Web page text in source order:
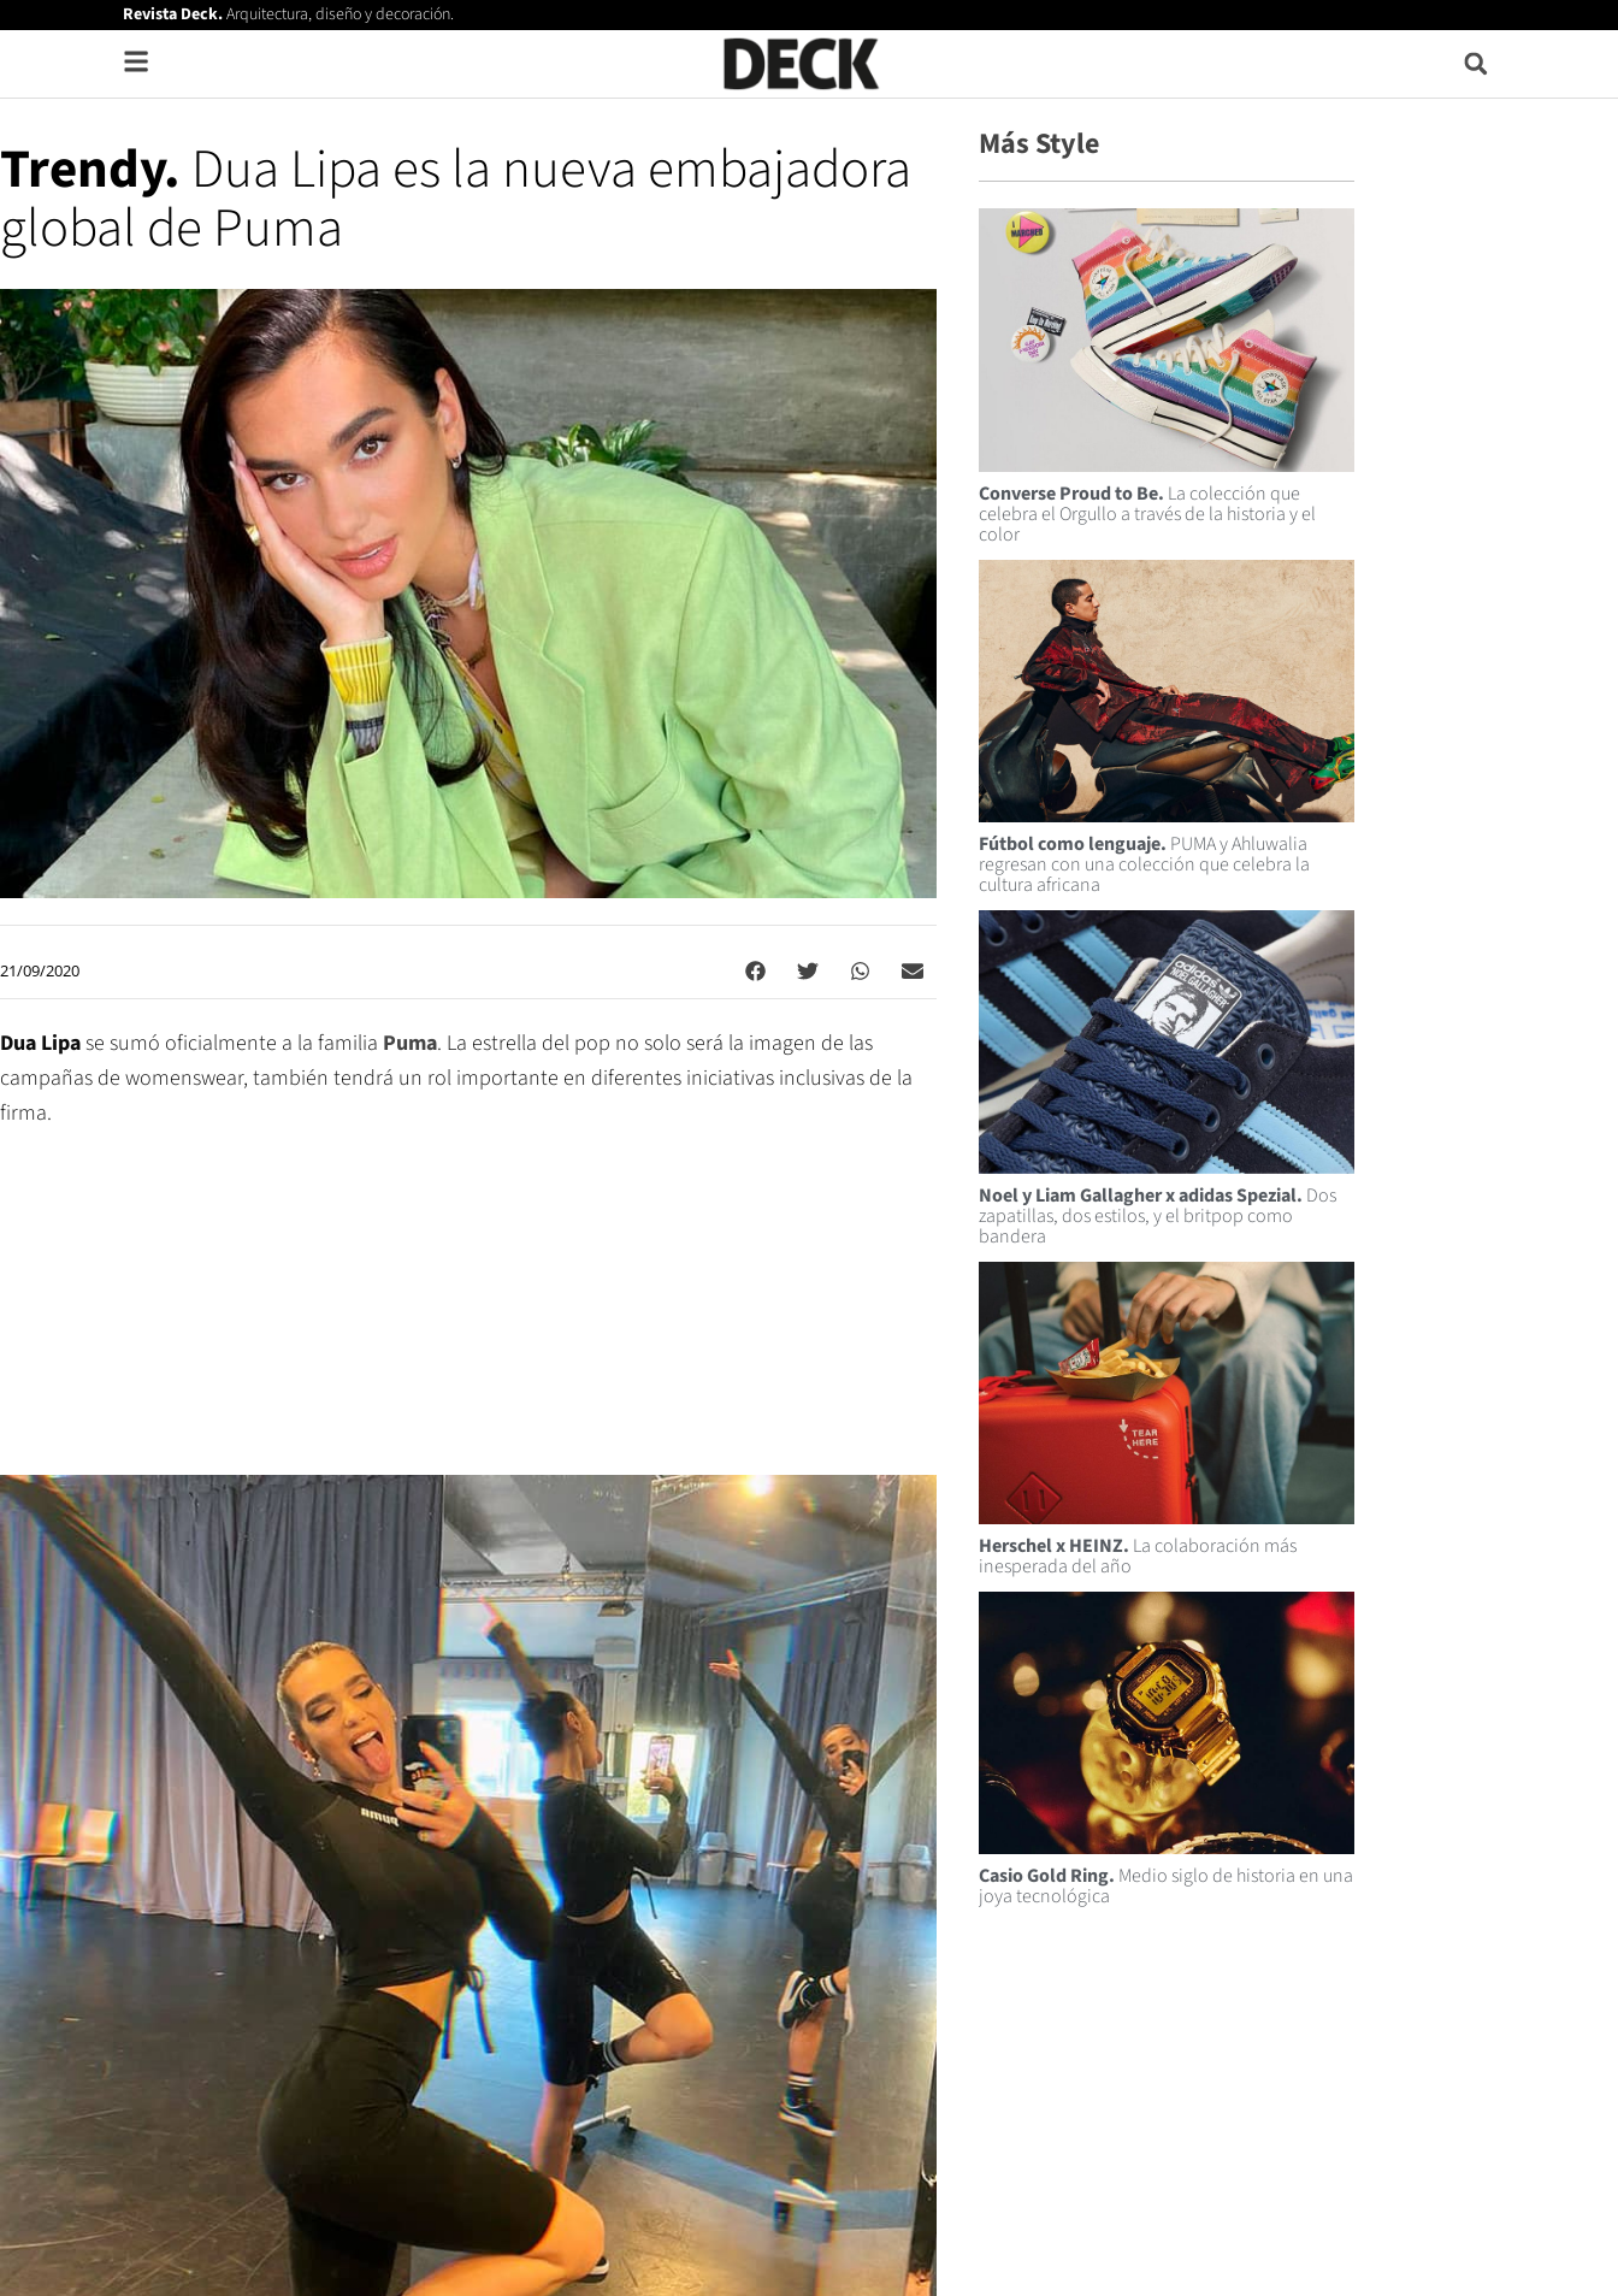
Revista Deck.Arquitectura, diseño y decoración.
Trendy. Dua Lipa es la nueva embajadora
global de Puma
21/09/2020
Dua Lipase sumó oficialmente a la familia Puma. La estrella del pop no solo será la imagen de las
campañas de womenswear, también tendrá un rol importante en diferentes iniciativas inclusivas de la
firma.
Más Style
Converse Proud to Be. La colección que
celebra el Orgullo a través de la historia y el
color
Fútbol como lenguaje. PUMA y Ahluwalia
regresan con una colección que celebra la
cultura africana
Noel y Liam Gallagher x adidas Spezial. Dos
zapatillas, dos estilos, y el britpop como
bandera
Herschel x HEINZ. La colaboración más
inesperada del año
Casio Gold Ring. Medio siglo de historia en una
joya tecnológica